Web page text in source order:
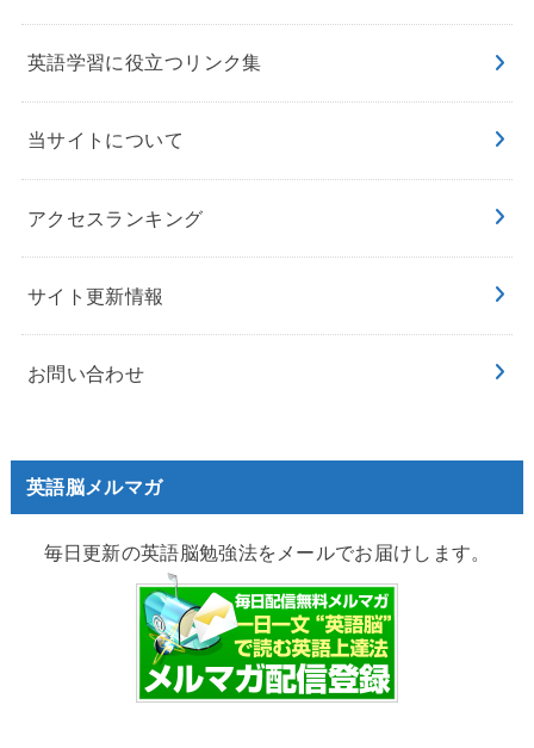
英語学習に役立つリンク集
当サイトについて
アクセスランキング
サイト更新情報
お問い合わせ
英語脳メルマガ
毎日更新の英語脳勉強法をメールでお届けします。